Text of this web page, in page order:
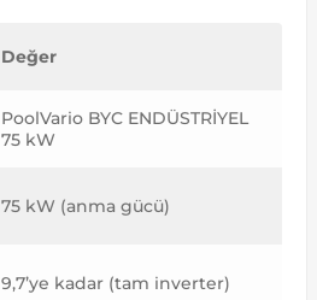
Değer
PoolVario BYC ENDÜSTRİYEL
75 kW
75 kW (anma gücü)
9,7’ye kadar (tam inverter)